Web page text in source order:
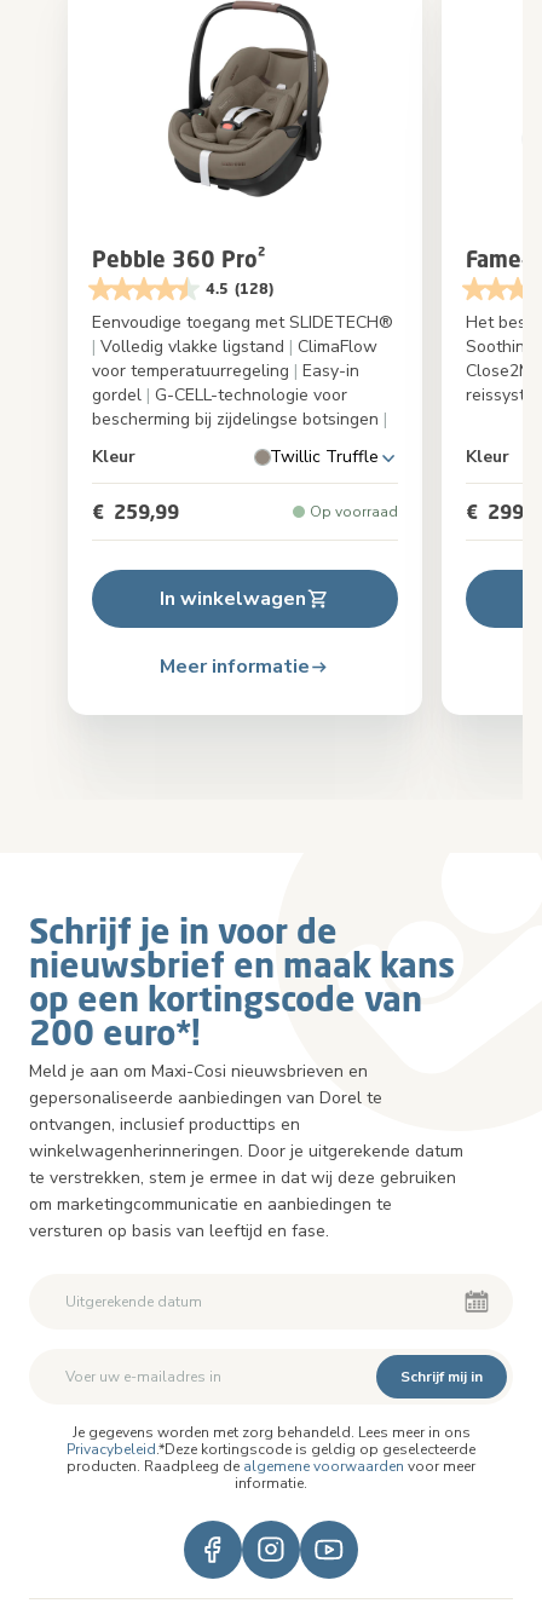
Pebble 360 Pro²
4.5 (128)
Eenvoudige toegang met SLIDETECH®
| Volledig vlakke ligstand | ClimaFlow
voor temperatuurregeling | Easy-in
gordel | G-CELL-technologie voor
bescherming bij zijdelingse botsingen |
Kleur
Twillic Truffle
€ 259,99 Op voorraad
In winkelwagen
Meer informatie
Fame-
Het
Kleur
€
Schrijf je in voor de
nieuwsbrief en maak kans
op een kortingscode van
200 euro*!
Meld je aan om Maxi-Cosi nieuwsbrieven en
gepersonaliseerde aanbiedingen van Dorel te
ontvangen, inclusief producttips en
winkelwagenherinneringen. Door je uitgerekende datum
te verstrekken, stem je ermee in dat wij deze gebruiken
om marketingcommunicatie en aanbiedingen te
versturen op basis van leeftijd en fase.
Schrijf mij in
Je gegevens worden met zorg behandeld. Lees meer in ons
Privacybeleid.*Deze kortingscode is geldig op geselecteerde
producten. Raadpleeg de algemene voorwaarden voor meer
informatie.